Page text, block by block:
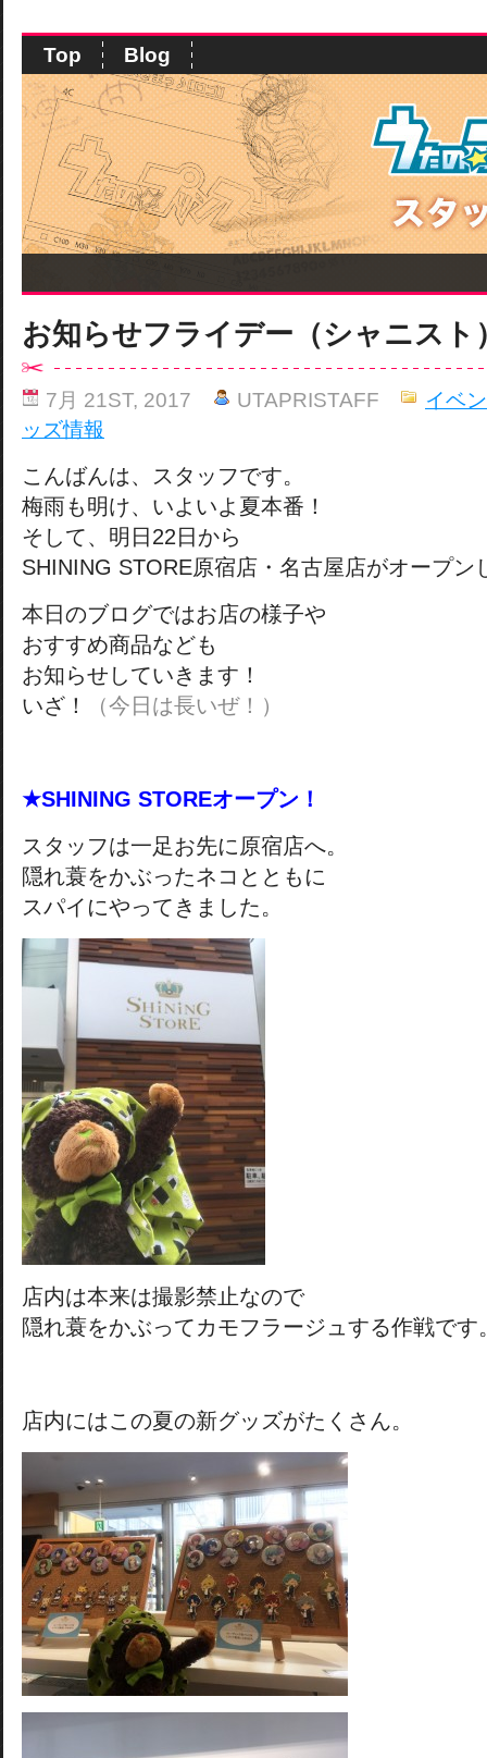
Top Blog
お知らせフライデー（シャニスト
7月 21ST, 2017 UTAPRISTAFF
イベ
ッズ情報
こんばんは、スタッフです。
梅雨も明け、いよいよ夏本番！
そして、明日22日から
SHINING STORE原宿店・名古屋店がオープン
本日のブログではお店の様子や
おすすめ商品なども
お知らせしていきます！
いざ！
（今日は長いぜ！）
★SHINING STOREオープン！
スタッフは一足お先に原宿店へ。
隠れ蓑をかぶったネコとともに
スパイにやってきました。
店内は本来は撮影禁止なので
隠れ蓑をかぶってカモフラージュする作戦です
店内にはこの夏の新グッズがたくさん。